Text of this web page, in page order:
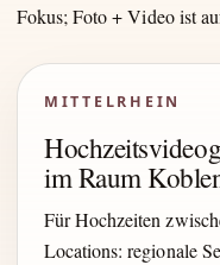
Fokus; Foto + Video ist
MITTELRHEIN
im Raum
Für Hochzeiten
Locations: regionale